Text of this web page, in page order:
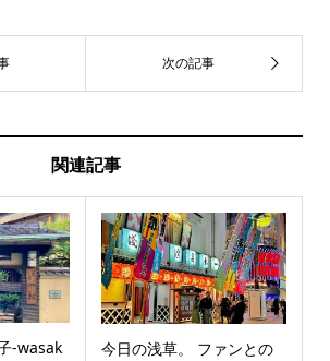
関連記事
-wasak
今日の浅草。 ファンとの